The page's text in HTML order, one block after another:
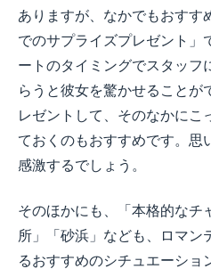
ありますが、なかでもおすす
でのサプライズプレゼント」
ートのタイミングでスタッフ
らうと彼女を驚かせることが
レゼントして、そのなかにこ
ておくのもおすすめです。思
感激するでしょう。
そのほかにも、「本格的なチ
所」「砂浜」なども、ロマン
るおすすめのシチュエーショ